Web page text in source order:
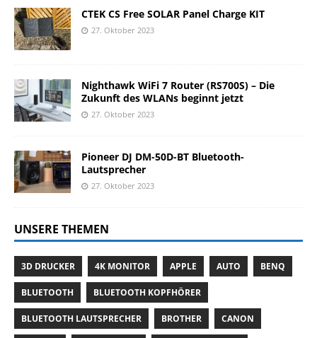
CTEK CS Free SOLAR Panel Charge KIT
27. Oktober 2023
Nighthawk WiFi 7 Router (RS700S) – Die
Zukunft des WLANs beginnt jetzt
27. Oktober 2023
Pioneer DJ DM-50D-BT Bluetooth-
Lautsprecher
27. Oktober 2023
UNSERE THEMEN
3D DRUCKER 4K MONITOR APPLE AUTO BENQ
BLUETOOTH BLUETOOTH KOPFHÖRER
BLUETOOTH LAUTSPRECHER BROTHER CANON